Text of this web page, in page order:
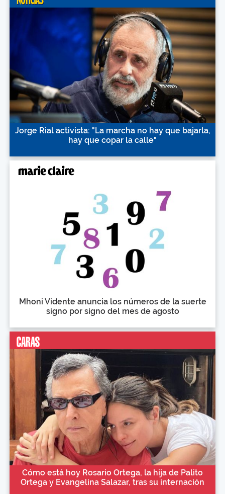
Jorge Rial activista: "La marcha no hay que bajarla,
hay que copar la calle"
Mhoni Vidente anuncia los números de la suerte
signo por signo del mes de agosto
Cómo está hoy Rosario Ortega, la hija de Palito
Ortega y Evangelina Salazar, tras su internación